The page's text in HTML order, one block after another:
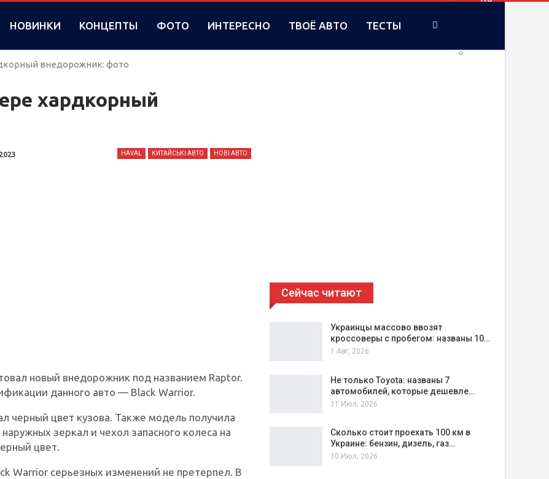
UA
НОВИНКИ КОНЦЕПТЫ ФОТО ИНТЕРЕСНО ТВОЁ АВТО ТЕСТЫ
внедорожник: фото
хардкорный
HAVAL КИТАЙСЬКІ АВТО НОВІ АВТО
новый внедорожник под названием Raptor.
данного авто — Black Warrior.
черный цвет кузова. Также модель получила
зеркал и чехол запасного колеса на
цвет.
Warrior серьезных изменений не претерпел. В
Сейчас читают
Украинцы массово ввозят
кроссоверы с пробегом: названы 10…
1 Авг, 2026
Не только Toyota: названы 7
автомобилей, которые дешевле…
31 Июл, 2026
Сколько стоит проехать 100 км в
Украине: бензин, дизель, газ…
30 Июл, 2026